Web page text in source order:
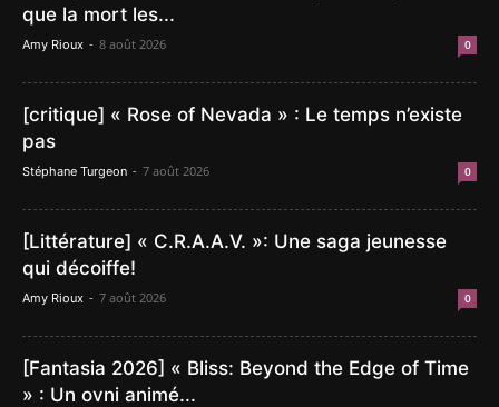
que la mort les...
Amy Rioux - 8 août 2026 0
[critique] « Rose of Nevada » : Le temps n’existe
pas
Stéphane Turgeon - 7 août 2026 0
[Littérature] « C.R.A.A.V. »: Une saga jeunesse
qui décoiffe!
Amy Rioux - 7 août 2026 0
[Fantasia 2026] « Bliss: Beyond the Edge of Time
» : Un ovni animé...